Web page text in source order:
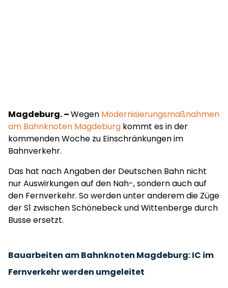
Magdeburg. –Wegen Modernisierungsmaßnahmen
am Bahnknoten Magdeburg kommt es in der
kommenden Woche zu Einschränkungen im
Bahnverkehr.
Das hat nach Angaben der Deutschen Bahn nicht
nur Auswirkungen auf den Nah-, sondern auch auf
den Fernverkehr. So werden unter anderem die Züge
der S1 zwischen Schönebeck und Wittenberge durch
Busse ersetzt.
Bauarbeiten am Bahnknoten Magdeburg: IC im
Fernverkehr werden umgeleitet